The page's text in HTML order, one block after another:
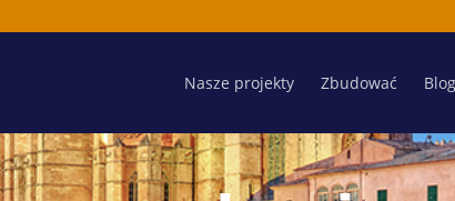
Nasze projekty Zbudować Blog